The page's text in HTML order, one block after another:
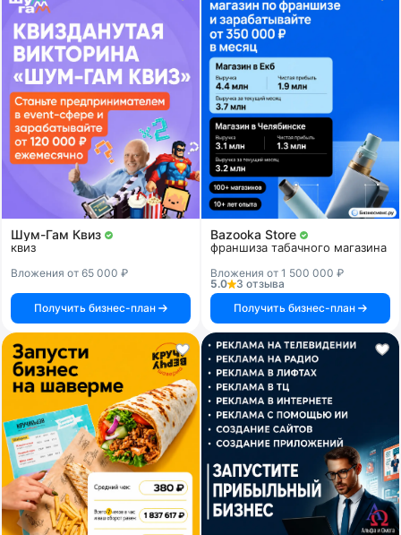
Шум-Гам Квиз
квиз
Вложения от 65 000 ₽
Получить бизнес-план
Bazooka Store
франшиза табачного магазина
Вложения от 1 500 000 ₽
5.0
3 отзыва
Получить бизнес-план